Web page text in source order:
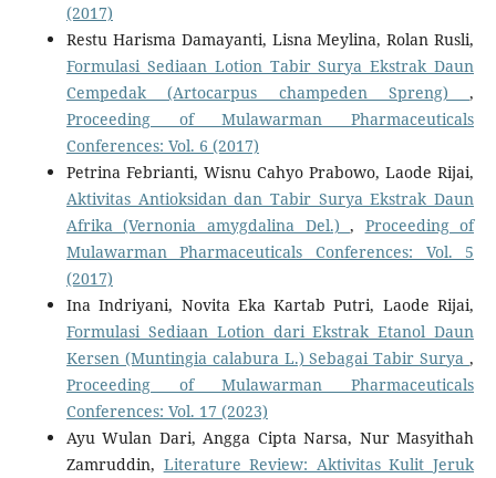
(2017)
Restu Harisma Damayanti, Lisna Meylina, Rolan Rusli,
Formulasi Sediaan Lotion Tabir Surya Ekstrak Daun
Cempedak (Artocarpus champeden Spreng),
Proceeding of Mulawarman Pharmaceuticals
Conferences: Vol. 6 (2017)
Petrina Febrianti, Wisnu Cahyo Prabowo, Laode Rijai,
Aktivitas Antioksidan dan Tabir Surya Ekstrak Daun
Afrika (Vernonia amygdalina Del.), Proceeding of
Mulawarman Pharmaceuticals Conferences: Vol. 5
(2017)
Ina Indriyani, Novita Eka Kartab Putri, Laode Rijai,
Formulasi Sediaan Lotion dari Ekstrak Etanol Daun
Kersen (Muntingia calabura L.) Sebagai Tabir Surya,
Proceeding of Mulawarman Pharmaceuticals
Conferences: Vol. 17 (2023)
Ayu Wulan Dari, Angga Cipta Narsa, Nur Masyithah
Zamruddin, Literature Review: Aktivitas Kulit Jeruk